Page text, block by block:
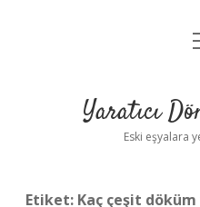
Yaratıcı
Eski eşyalara
Etiket: Kaç çeşit döküm